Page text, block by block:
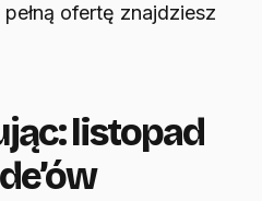
ofertę znajdziesz
listopad